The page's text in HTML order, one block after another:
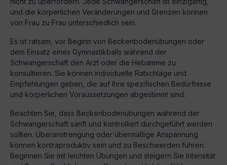
und die körperlichen Veränderungen und Grenzen können
von Frau zu Frau unterschiedlich sein.
Es ist ratsam, vor Beginn von Beckenbodenübungen oder
dem Einsatz eines Gymnastikballs während der
Schwangerschaft den Arzt oder die Hebamme zu
konsultieren. Sie können individuelle Ratschläge und
Empfehlungen geben, die auf Ihre spezifischen Bedürfnisse
und körperlichen Voraussetzungen abgestimmt sind.
Beachten Sie, dass Beckenbodenübungen während der
Schwangerschaft sanft und kontrolliert durchgeführt werden
sollten. Überanstrengung oder übermäßige Anspannung
können kontraproduktiv sein und zu Beschwerden führen.
Beginnen Sie mit leichten Übungen und steigern Sie Intensität